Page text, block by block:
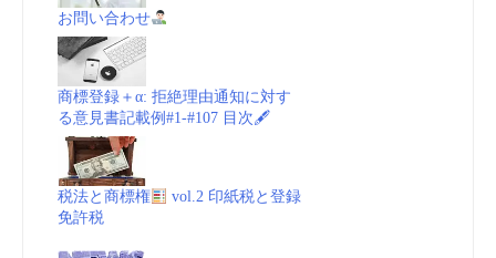
お問い合わせ
商標登録＋α: 拒絶理由通知に対す
る意見書記載例#1-#107 目次🖋
税法と商標権
vol.2 印紙税と登録
免許税